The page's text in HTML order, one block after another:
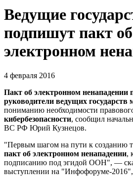
Ведущие
подпишут пакт об
электронном
4 февраля 2016
Пакт об электронном ненападении
руководители ведущих государств
пониманию необходимости
кибербезопасности, сообщил
ВС РФ Юрий Кузнецов.
"Первым шагом на пути к созданию
пакт об электронном ненападении,
подписанию под эгидой ООН", —
выступлении на "Инфофоруме-